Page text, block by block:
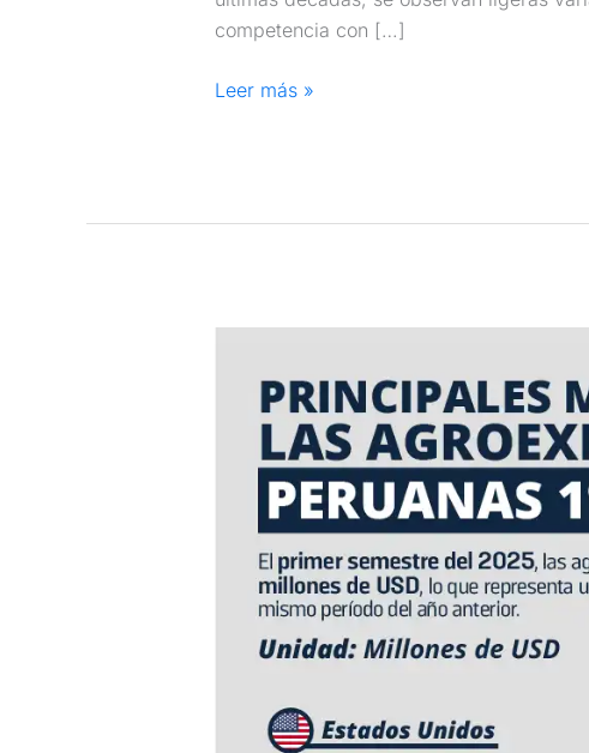
competencia con […]
Leer más »
destino
Agroexportaciones
Peruanas:
Primer
semestre
2025